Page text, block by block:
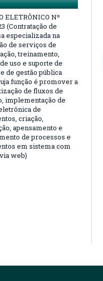
ELETRÔNICO Nº
(Contratação de
especializada na
de serviços de
treinamento,
uso e suporte de
de gestão pública
função é promover a
de fluxos de
implementação de
de
criação,
apensamento e
de processos e
em sistema com
web)